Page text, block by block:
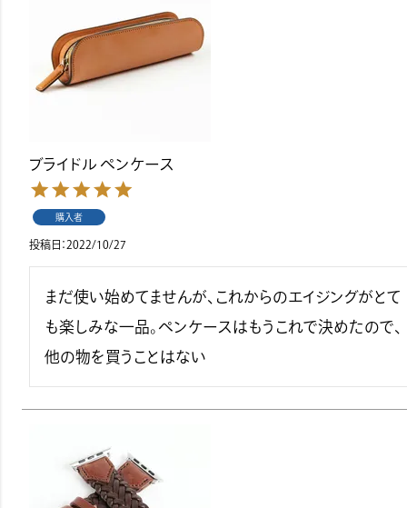
ブライドル ペンケース
購入者
投稿日 2022/10/27
まだ使い始めてませんが、これからのエイジングがとて
も楽しみな一品。ペンケースはもうこれで決めたので、
他の物を買うことはない